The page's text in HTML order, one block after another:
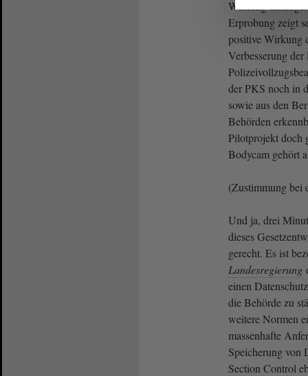
Wirkung
Erprobung zeigt
positive Wirkung
Verbesserung
der PKS noch in
sowie aus den
Behörden
Pilotprojekt doch
Bodycam gehört
(Zustimmung
Und ja, drei
dieses
gerecht. Es ist
Landesregierung
einen
die Behörde zu
weitere Normen
massenhafte
Speicherung von
Section Control